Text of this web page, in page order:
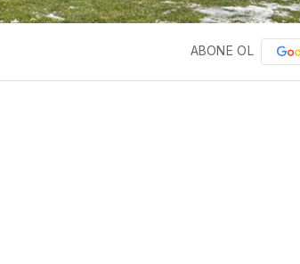
ABONE OL